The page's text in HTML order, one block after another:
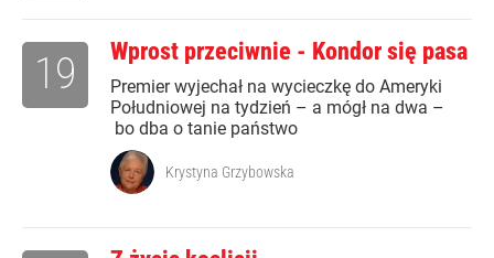
Wprost przeciwnie - Kondor się pasa
Premier wyjechał na wycieczkę do Ameryki
Południowej na tydzień – a mógł na dwa –
bo dba o tanie państwo
19
Krystyna Grzybowska